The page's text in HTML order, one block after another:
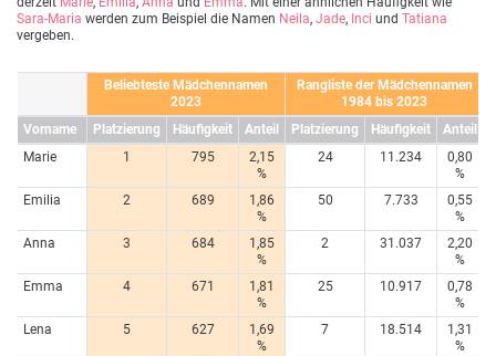
Sara-Maria werden zum Beispiel die Namen Neila, Jade, Inci und Tatiana
vergeben.
Beliebteste Mädchennamen
2023
Rangliste der Mädchennamen
1984 bis 2023
Vorname
Platzierung Häufigkeit Anteil Platzierung Häufigkeit
Anteil
Marie
1 795
2,15
%
24 11.234
0,80
%
Emilia
2 689
1,86
%
50 7.733
0,55
%
Anna
3 684
1,85
%
2 31.037
2,20
%
Emma
4 671
1,81
%
25 10.917
0,78
%
Lena
5 627
1,69
%
7 18.514
1,31
%